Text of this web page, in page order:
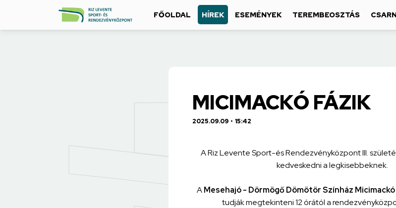
FŐOLDAL HÍREK ESEMÉNYEK TEREMBEOSZTÁS
MICIMACKÓ FÁZIK
2025.09.09 15:42
A Riz Levente Sport-és Rendezvényközpont III.
kedveskedni a legkisebbeknek.
AMesehajó - Dörmögő Dömötör Színház Micimackó
tudják megtekinteni 12 órától a